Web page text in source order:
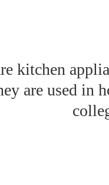
kitchen
are used in